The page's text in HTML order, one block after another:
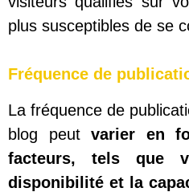
plus susceptibles de se
Fréquence de
La fréquence de
blog peutvarier en
facteurs, tels que
disponibilité et la